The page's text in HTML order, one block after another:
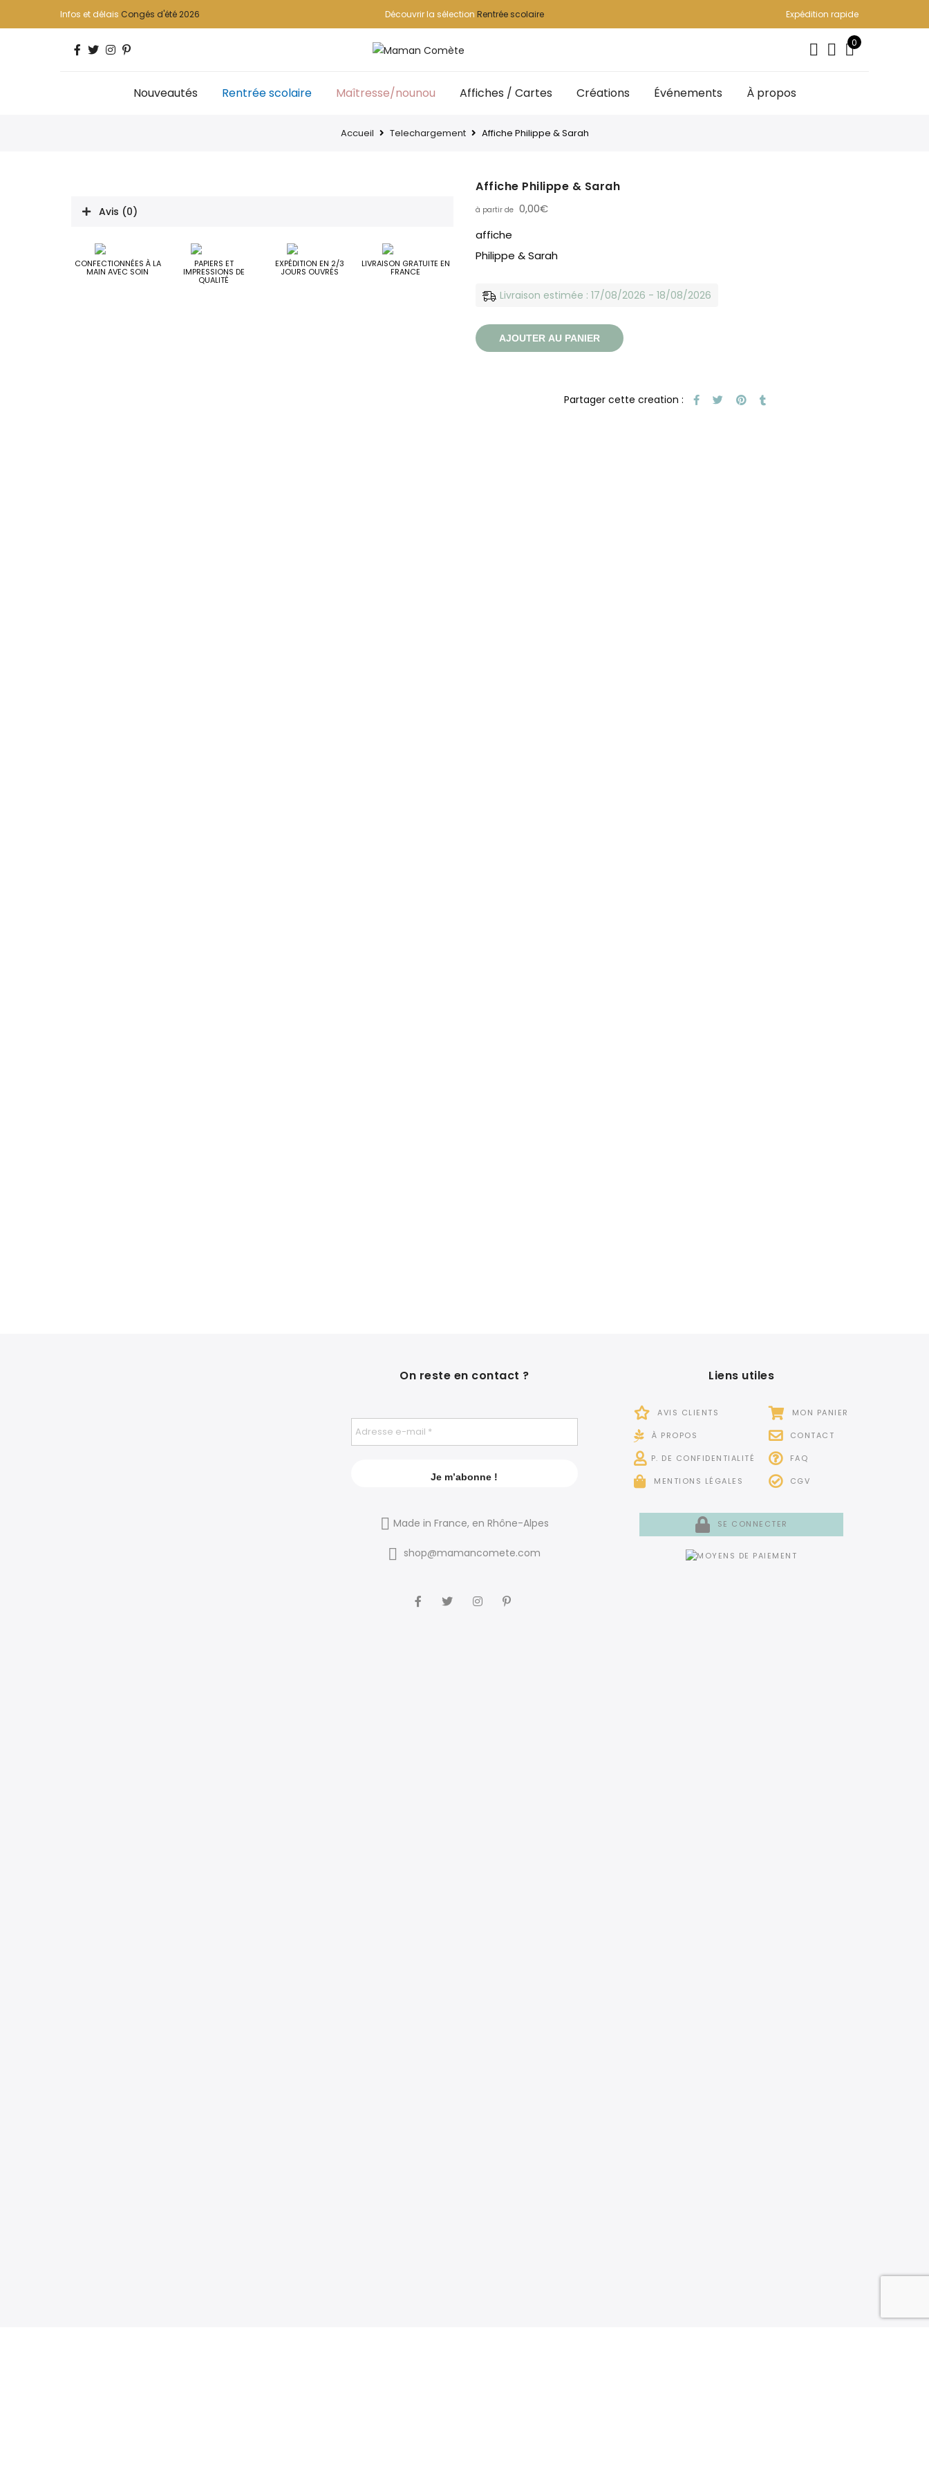
Infos et délais Congés d'été 2026 Découvrir la sélection Rentrée scolaire Expédition rapide
0
Nouveautés Rentrée scolaire Maîtresse/nounou Affiches / Cartes Créations Événements À propos
Accueil Telechargement Affiche Philippe & Sarah
Avis (0)
CONFECTIONNÉES À LA
MAIN AVEC SOIN
PAPIERS ET
IMPRESSIONS DE
QUALITÉ
EXPÉDITION EN 2/3
JOURS OUVRÉS
LIVRAISON GRATUITE EN
FRANCE
Affiche Philippe & Sarah
0,00€
affiche
Philippe & Sarah
Livraison estimée : 17/08/2026 - 18/08/2026
AJOUTER AU PANIER
On reste en contact ?
Made in France, en Rhône-Alpes
shop@mamancomete.com
Liens utiles
AVIS CLIENTS
À PROPOS
P. DE CONFIDENTIALITÉ
MENTIONS LÉGALES
MON PANIER
CONTACT
FAQ
CGV
SE CONNECTER